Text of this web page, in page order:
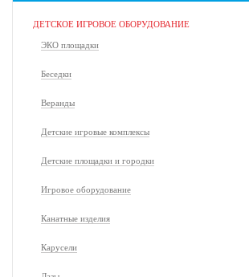
ДЕТСКОЕ ИГРОВОЕ ОБОРУДОВАНИЕ
ЭКО площадки
Беседки
Веранды
Детские игровые комплексы
Детские площадки и городки
Игровое оборудование
Канатные изделия
Карусели